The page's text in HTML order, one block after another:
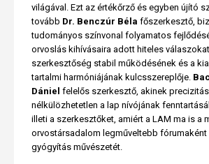
világával. Ezt az értékőrző és egyben újító
tovább Dr. Benczúr Béla főszerkesztő,
tudományos színvonal folyamatos
orvoslás kihívásaira adott hiteles
szerkesztőség stabil működésének és a
tartalmi harmóniájának kulcsszereplője.
Dániel felelős szerkesztő, akinek
nélkülözhetetlen a lap nívójának
illeti a szerkesztőket, amiért a LAM ma is a
orvostársadalom legműveltebb
gyógyítás művészetét.